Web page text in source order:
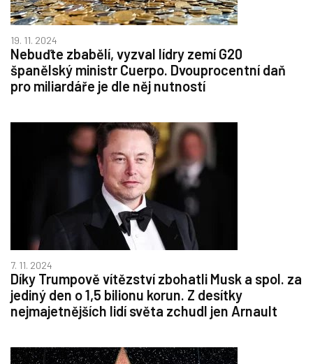
19. 11. 2024
Nebuďte zbabělí, vyzval lídry zemí G20
španělský ministr Cuerpo. Dvouprocentní daň
pro miliardáře je dle něj nutností
7. 11. 2024
Díky Trumpově vítězství zbohatli Musk a spol. za
jediný den o 1,5 bilionu korun. Z desítky
nejmajetnějších lidí světa zchudl jen Arnault